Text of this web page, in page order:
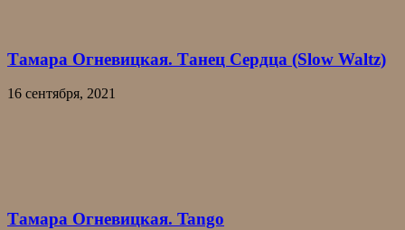
Тамара Огневицкая. Танец Сердца (Slow Waltz)
16 сентября, 2021
Тамара Огневицкая. Tango